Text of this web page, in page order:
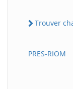
Trouver
PRES-RIOM